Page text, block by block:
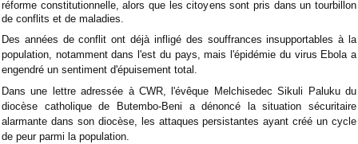
réforme constitutionnelle, alors que les citoyens sont pris dans un tourbillon
de conflits et de maladies.
Des années de conflit ont déjà infligé des souffrances insupportables à la
population, notamment dans l'est du pays, mais l'épidémie du virus Ebola a
engendré un sentiment d'épuisement total.
Dans une lettre adressée à CWR, l'évêque Melchisedec Sikuli Paluku du
diocèse catholique de Butembo-Beni a dénoncé la situation sécuritaire
alarmante dans son diocèse, les attaques persistantes ayant créé un cycle
de peur parmi la population.